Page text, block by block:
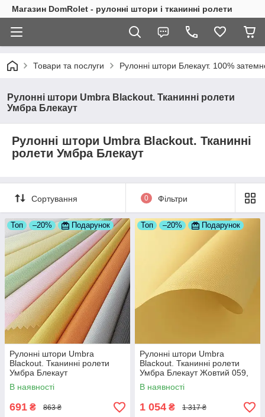
Магазин DomRolet - рулонні штори і тканинні ролети
Товари та послуги Рулонні штори Блекаут. 100%
Рулонні штори Umbra Blackout. Тканинні ролети
Умбра Блекаут
Рулонні штори Umbra Blackout. Тканинні
ролети Умбра Блекаут
Сортування 0 Фільтри
Топ –20% Подарунок
Рулонні штори Umbra
Blackout. Тканинні ролети
Умбра Блекаут
В наявності
691 ₴ 863 ₴
Топ –20% Подарунок
Рулонні штори Umbra
Blackout. Тканинні ролети
Умбра Блекаут Жовтий 059,
625
В наявності
1 054 ₴ 1 317 ₴